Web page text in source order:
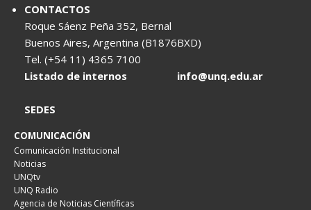
CONTACTOS
Roque Sáenz Peña 352, Bernal
Buenos Aires, Argentina (B1876BXD)
Tel. (+54 11) 4365 7100
Listado de internos
info@unq.edu.ar
SEDES
COMUNICACIÓN
Comunicación Institucional
Noticias
UNQtv
UNQ Radio
Agencia de Noticias Científicas